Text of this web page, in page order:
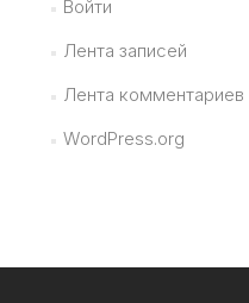
Войти
Лента записей
Лента комментариев
WordPress.org